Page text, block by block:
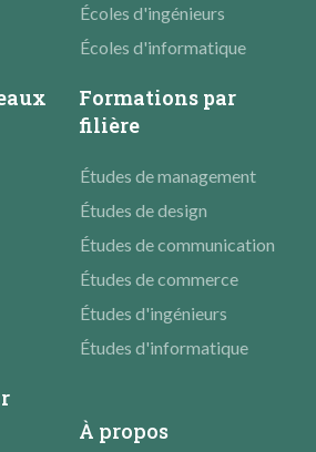
Écoles d'ingénieurs
Écoles d'informatique
Formations par
filière
Études de management
Études de design
Études de communication
Études de commerce
Études d'ingénieurs
Études d'informatique
À propos